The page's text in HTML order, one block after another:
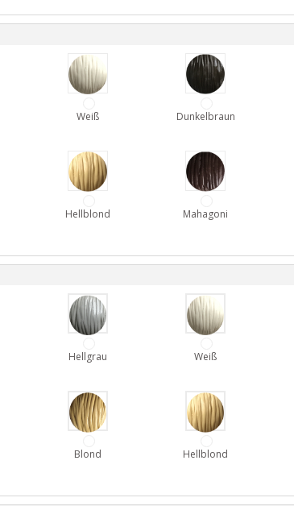
Weiß Dunkelbraun
Hellblond Mahagoni
Hellgrau Weiß
Blond Hellblond